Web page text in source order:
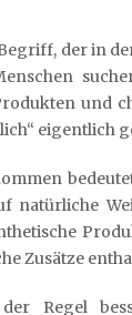
der in
und
eigentlich
natürliche
Zusätze
Regel